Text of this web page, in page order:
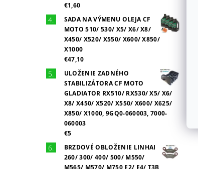
€1,60
SADA NA VÝMENU OLEJA CF
MOTO 510/ 530/ X5/ X6/ X8/
X450/ X520/ X550/ X600/ X850/
X1000
€47,10
ULOŽENIE ZADNÉHO
STABILIZÁTORA CF MOTO
GLADIATOR RX510/ RX530/ X5/ X6/
X8/ X450/ X520/ X550/ X600/ X625/
X850/ X1000, 9GQ0-060003, 7000-
060003
€5
BRZDOVÉ OBLOŽENIE LINHAI
260/ 300/ 400/ 500/ M550/
M565/ M570/ M750 E2/ E4/ T3B